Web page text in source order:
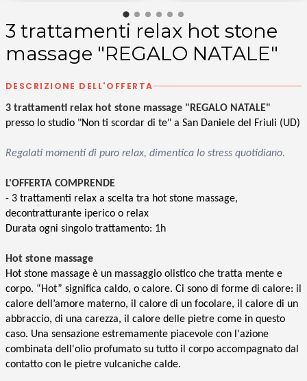
3 trattamenti relax hot stone
massage "REGALO NATALE"
DESCRIZIONE DELL'OFFERTA
3 trattamenti relax hot stone massage "REGALO NATALE"
presso lo studio "Non ti scordar di te" a San Daniele del Friuli (UD)
Regalati momenti di puro relax, dimentica lo stress quotidiano.
L'OFFERTA COMPRENDE
- 3 trattamenti relax a scelta tra hot stone massage,
decontratturante iperico o relax
Durata ogni singolo trattamento: 1h
Hot stone massage
Hot stone massage è un massaggio olistico che tratta mente e
corpo. “Hot” significa caldo, o calore. Ci sono di forme di calore: il
calore dell’amore materno, il calore di un focolare, il calore di un
abbraccio, di una carezza, il calore delle pietre come in questo
caso. Una sensazione estremamente piacevole con l'azione
combinata dell'olio profumato su tutto il corpo accompagnato dal
contatto con le pietre vulcaniche calde.